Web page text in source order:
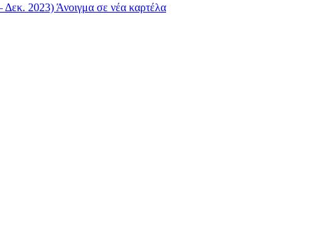
Δεκ. 2023) Άνοιγμα σε νέα καρτέλα